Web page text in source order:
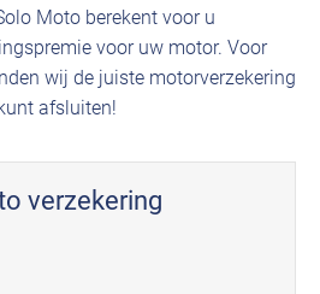
Moto berekent voor u
voor uw motor. Voor
wij de juiste motorverzekering
afsluiten!
verzekering